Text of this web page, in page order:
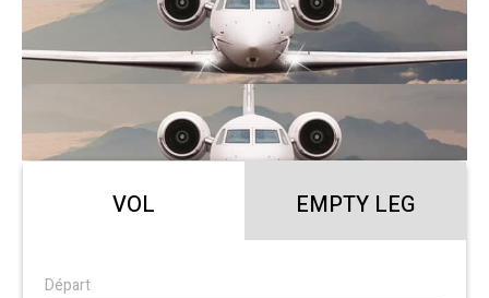
VOL EMPTY LEG
Départ